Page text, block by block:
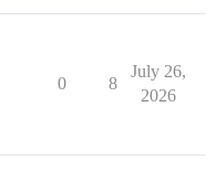
0 8
July 26,
2026